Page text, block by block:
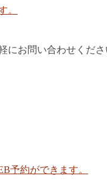
。
にお問い合わせくださ
予約ができます。